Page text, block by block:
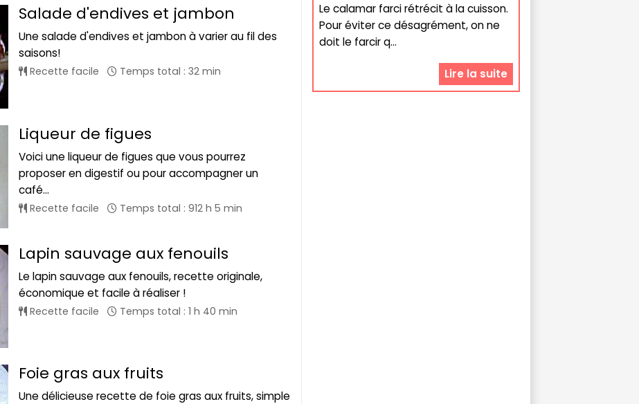
Salade d'endives et jambon
Une salade d'endives et jambon à varier au fil des
saisons!
Recette facile Temps total : 32 min
Liqueur de figues
Voici une liqueur de figues que vous pourrez
proposer en digestif ou pour accompagner un
café...
Recette facile Temps total : 912 h 5 min
Lapin sauvage aux fenouils
Le lapin sauvage aux fenouils, recette originale,
économique et facile à réaliser !
Recette facile Temps total : 1 h 40 min
Foie gras aux fruits
Une délicieuse recette de foie gras aux fruits, simple
Le calamar farci rétrécit à la cuisson.
Pour éviter ce désagrément, on ne
doit le farcir q...
Lire la suite